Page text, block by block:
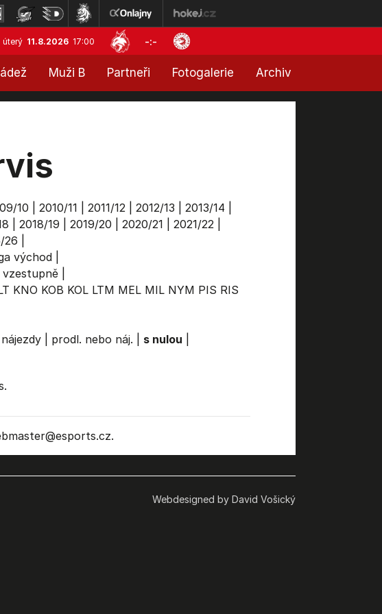
úterý 11.8.2026 17:00 -:-
Muži B Partneři Fotogalerie Archiv
10 2010/11 2011/12| 2012/13 2013/14
2018/19 2019/20 2020/21 2021/22|
26
východ|
vzestupně|
KNO KOB KOL LTM MEL MIL NYM PIS RIS
nájezdy| prodl. nebo náj. s nulou
@esports.cz.
Webdesigned by David Vošický